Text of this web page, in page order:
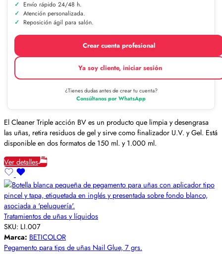
Envío rápido 24/48 h.
Atención personalizada.
Reposición ágil para salón.
Crear cuenta profesional
Ya soy cliente, iniciar sesión
¿Tienes dudas antes de crear tu cuenta?
Consúltanos por WhatsApp
El Cleaner Triple acción BV es un producto que limpia y desengrasa
las uñas, retira residuos de gel y sirve como finalizador U.V. y Gel. Está
disponible en dos formatos de 150 ml. y 1.000 ml.
Ver detalles
Tratamientos de uñas y líquidos
SKU: LI.007
Marca: BETICOLOR
Pegamento para tips de uñas Nail Glue, 7 grs.